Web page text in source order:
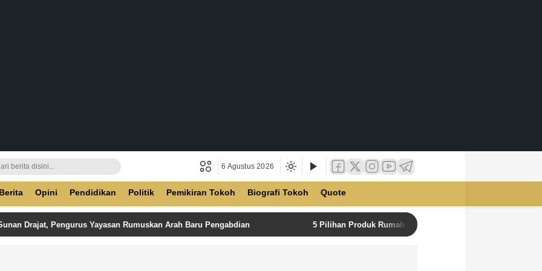
6 Agustus 2026
Berita Opini Pendidikan Politik Pemikiran Tokoh Biografi Tokoh Quote
Drajat, Pengurus Yayasan Rumuskan Arah Baru Pengabdian 5 Pilihan Produk Rumah Tangga Terbaik di Unilever Store